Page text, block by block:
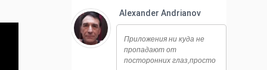
что? Типа белый список?
Alexander Andrianov
08.08.2017 - 15:04
Приложения ни куда не
пропадают от
посторонних глаз,просто